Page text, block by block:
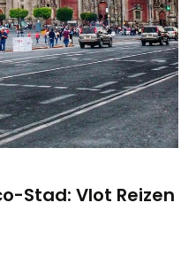
Stad: Vlot Reizen